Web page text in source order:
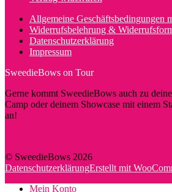
Allgemeine Geschäftsbedingungen
Widerrufsbelehrung &
Datenschutzerklärung
Impressum
SweedieBows on Tour
Gerne kommt SweedieBows auch zu
Camp oder deinem Showcase mit einem
an!
© SweedieBows 2026
DatenschutzerklärungErstellt mit
Mein Konto